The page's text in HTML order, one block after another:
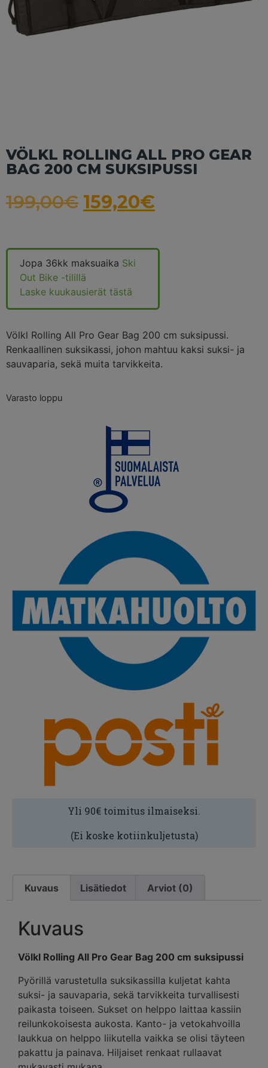
VÖLKL ROLLING ALL PRO GEAR
BAG 200 CM SUKSIPUSSI
199,00€ 159,20€
Jopa 36kk maksuaika Ski
Out Bike -tilillä
Laske kuukausierät tästä
Völkl Rolling All Pro Gear Bag 200 cm suksipussi.
Renkaallinen suksikassi, johon mahtuu kaksi suksi- ja
sauvaparia, sekä muita tarvikkeita.
Varasto loppu
Yli 90€ toimitus ilmaiseksi.
(Ei koske kotiinkuljetusta)
Kuvaus Lisätiedot Arviot (0)
Kuvaus
Völkl Rolling All Pro Gear Bag 200 cm suksipussi
Pyörillä varustetulla suksikassilla kuljetat kahta
suksi- ja sauvaparia, sekä tarvikkeita turvallisesti
paikasta toiseen. Sukset on helppo laittaa kassiin
reilunkokoisesta aukosta. Kanto- ja vetokahvoilla
laukkua on helppo liikutella vaikka se olisi täyteen
pakattu ja painava. Hiljaiset renkaat rullaavat